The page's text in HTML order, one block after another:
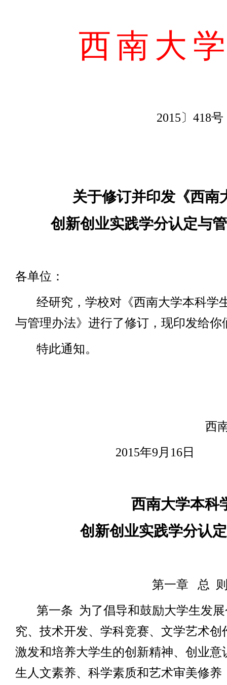
西南大
2015〕 418号
关于修订并印发《西南
创新创业实践学分认定与
各单位：
经研究，学校对《西南大学本科学
与管理办法》进行了修订，现印发给你
特此通知。
西
2015年9 月 16日
西南大学本科
创新创业实践学分认
第一章 总
第一条 为了倡导和鼓励大学生发
究、技术开发、学科竞赛、文学艺术
激发和培养大学生的创新精神、创业
生人文素养、科学素质和艺术审美修